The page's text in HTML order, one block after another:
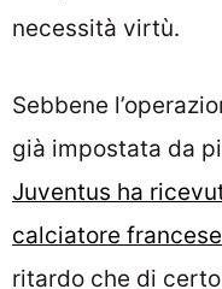
necessità virtù.
Sebbene
già impostata da
Juventus ha
calciatore
ritardo che di